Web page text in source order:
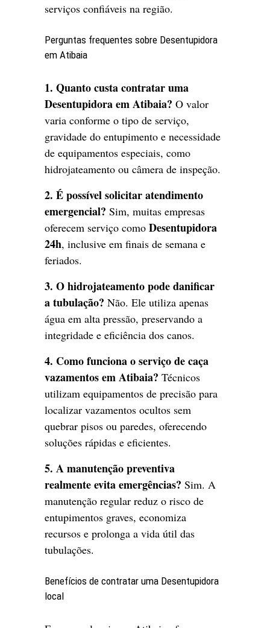
serviços confiáveis na região.
Perguntas frequentes sobre Desentupidora
em Atibaia
1. Quanto custa contratar uma
Desentupidora em Atibaia? O valor
varia conforme o tipo de serviço,
gravidade do entupimento e necessidade
de equipamentos especiais, como
hidrojateamento ou câmera de inspeção.
2. É possível solicitar atendimento
emergencial? Sim, muitas empresas
oferecem serviço como Desentupidora
24h, inclusive em finais de semana e
feriados.
3. O hidrojateamento pode danificar
a tubulação? Não. Ele utiliza apenas
água em alta pressão, preservando a
integridade e eficiência dos canos.
4. Como funciona o serviço de caça
vazamentos em Atibaia? Técnicos
utilizam equipamentos de precisão para
localizar vazamentos ocultos sem
quebrar pisos ou paredes, oferecendo
soluções rápidas e eficientes.
5. A manutenção preventiva
realmente evita emergências? Sim. A
manutenção regular reduz o risco de
entupimentos graves, economiza
recursos e prolonga a vida útil das
tubulações.
Benefícios de contratar uma Desentupidora
local